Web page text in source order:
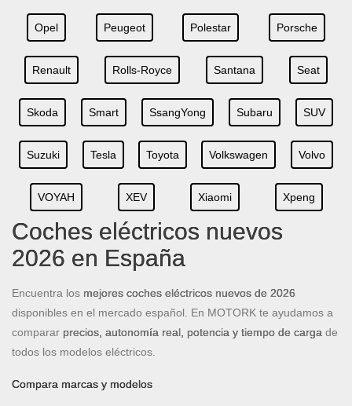
Opel Peugeot Polestar Porsche
Renault Rolls-Royce Santana Seat
Skoda Smart SsangYong Subaru SUV
Suzuki Tesla Toyota Volkswagen Volvo
VOYAH XEV Xiaomi Xpeng
Coches eléctricos nuevos
2026 en España
Encuentra los mejores coches eléctricos nuevos de 2026
disponibles en el mercado español. En MOTORK te ayudamos a
comparar precios, autonomía real, potencia y tiempo de carga de
todos los modelos eléctricos.
Compara marcas y modelos